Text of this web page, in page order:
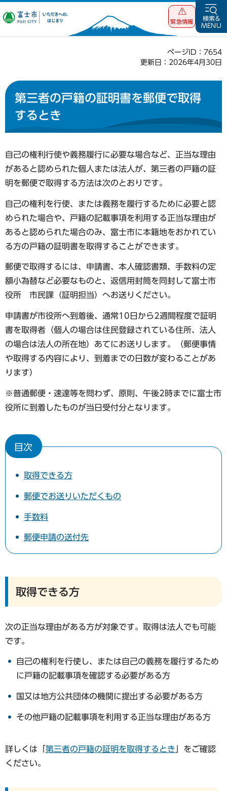
富士市 いただ
緊急情報
検索&
MENU
ページID：7654
更新日：2026年4月30日
第三者の戸籍の証明書を郵便で取得
するとき
自己の権利行使や義務履行に必要な場合など、正当な理由
があると認められた個人または法人が、第三者の戸籍の証
明を郵便で取得する方法は次のとおりです。
自己の権利を行使、または義務を履行するために必要と認
められた場合や、戸籍の記載事項を利用する正当な理由が
あると認められた場合のみ、富士市に本籍地をおかれてい
る方の戸籍の証明書を取得することができます。
郵便で取得するには、申請書、本人確認書類、手数料の定
額小為替など必要なものと、返信用封筒を同封して富士市
役所 市民課（証明担当）へお送りください。
申請書が市役所へ到着後、通常10日から2週間程度で証明
書を取得者（個人の場合は住民登録されている住所、法人
の場合は法人の所在地）あてにお送りします。（郵便事情
や取得する内容により、到着までの日数が変わることがあ
ります）
※普通郵便・速達等を問わず、原則、午後2時までに富士市
役所に到着したものが当日受付分となります。
目次
取得できる方
郵便でお送りいただくもの
手数料
郵便申請の送付先
取得できる方
次の正当な理由がある方が対象です。取得は法人でも可能
です。
自己の権利を行使し、または自己の義務を履行するため
に戸籍の記載事項を確認する必要がある方
国又は地方公共団体の機関に提出する必要がある方
その他戸籍の記載事項を利用する正当な理由がある方
詳しくは「 第三者の戸籍の証明を取得するとき 」をご確認
ください。